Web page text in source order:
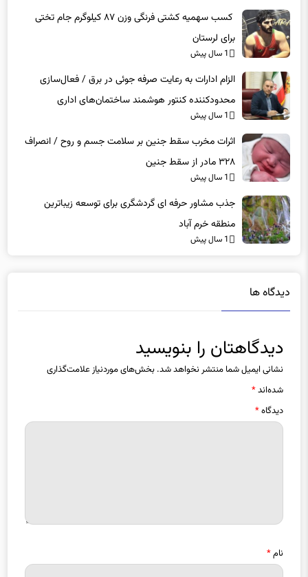
کسب سهمیه کشتی فرنگی وزن ۸۷ کیلوگرم جام تختی
برای لرستان
1 سال پیش
الزام ادارات به رعایت صرفه جوئی در برق / فعال‌سازی
محدودکننده کنتور هوشمند ساختمان‌های اداری
1 سال پیش
اثرات مخرب سقط جنین بر سلامت جسم و روح / انصراف
۳۲۸ مادر از سقط جنین
1 سال پیش
جذب مشاور حرفه ای گردشگری برای توسعه زیباترین
منطقه خرم آباد
1 سال پیش
دیدگاه ها
دیدگاهتان را بنویسید
نشانی ایمیل شما منتشر نخواهد شد. بخش‌های موردنیاز علامت‌گذاری
شده‌اند*
دیدگاه*
نام*